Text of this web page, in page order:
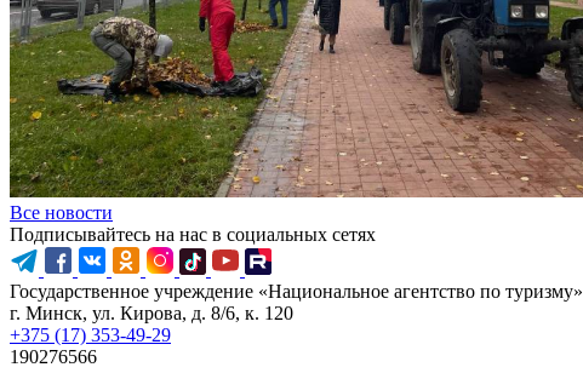
Все новости
Подписывайтесь на нас в социальных сетях
Государственное учреждение «Национальное агентство по туризму»
г. Минск, ул. Кирова, д. 8/6, к. 120
+375 (17) 353-49-29
190276566